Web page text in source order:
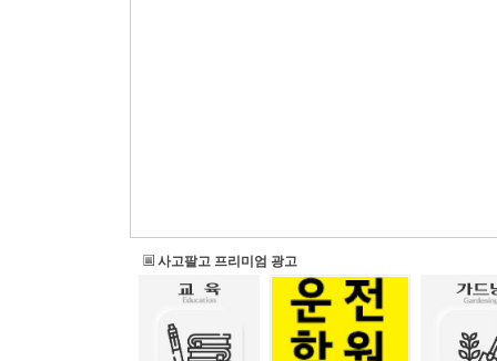
사고팔고 프리미엄 광고